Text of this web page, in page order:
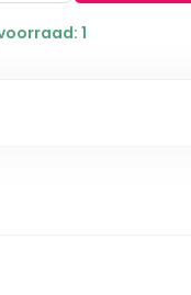
1